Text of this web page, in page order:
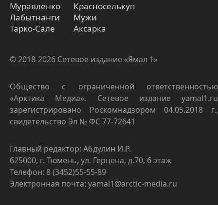
Муравленко
Лабытнанги
Тарко-Сале
Красноселькуп
Мужи
Аксарка
© 2018-2026 Сетевое издание «Ямал 1»
Общество с ограниченной ответственностью
«Арктика Медиа». Сетевое издание yamal1.ru
зарегистрировано Роскомнадзором 04.05.2018 г.,
свидетельство Эл № ФС 77-72641
Главный редактор: Абдулин И.Р.
625000, г. Тюмень, ул. Герцена, д.70, 6 этаж
Телефон: 8 (3452)55-55-89
Электронная почта: yamal1@arctic-media.ru